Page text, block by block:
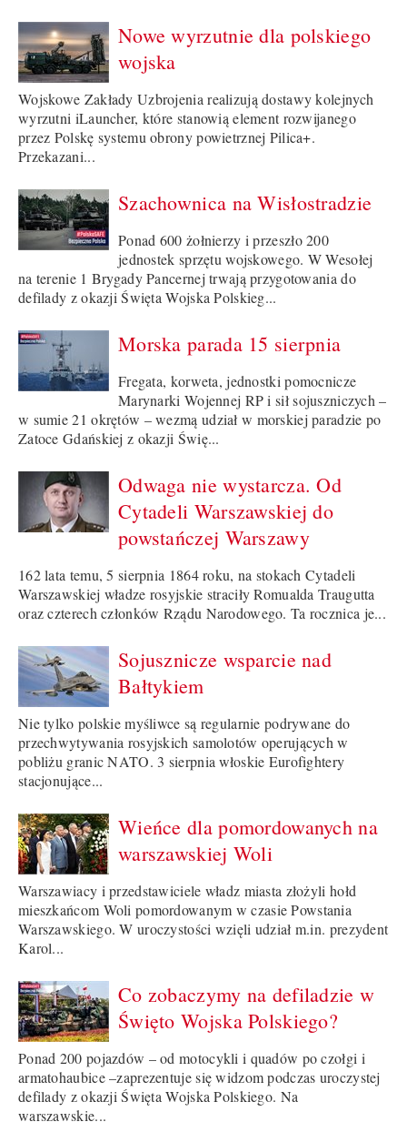
Nowe wyrzutnie dla polskiego
wojska
Wojskowe Zakłady Uzbrojenia realizują dostawy kolejnych
wyrzutni iLauncher, które stanowią element rozwijanego
przez Polskę systemu obrony powietrznej Pilica+.
Przekazani...
Szachownica na Wisłostradzie
Ponad 600 żołnierzy i przeszło 200
jednostek sprzętu wojskowego. W Wesołej
na terenie 1 Brygady Pancernej trwają przygotowania do
defilady z okazji Święta Wojska Polskieg...
Morska parada 15 sierpnia
Fregata, korweta, jednostki pomocnicze
Marynarki Wojennej RP i sił sojuszniczych –
w sumie 21 okrętów – wezmą udział w morskiej paradzie po
Zatoce Gdańskiej z okazji Świę...
Odwaga nie wystarcza. Od
Cytadeli Warszawskiej do
powstańczej Warszawy
162 lata temu, 5 sierpnia 1864 roku, na stokach Cytadeli
Warszawskiej władze rosyjskie straciły Romualda Traugutta
oraz czterech członków Rządu Narodowego. Ta rocznica je...
Sojusznicze wsparcie nad
Bałtykiem
Nie tylko polskie myśliwce są regularnie podrywane do
przechwytywania rosyjskich samolotów operujących w
pobliżu granic NATO. 3 sierpnia włoskie Eurofightery
stacjonujące...
Wieńce dla pomordowanych na
warszawskiej Woli
Warszawiacy i przedstawiciele władz miasta złożyli hołd
mieszkańcom Woli pomordowanym w czasie Powstania
Warszawskiego. W uroczystości wzięli udział m.in. prezydent
Karol...
Co zobaczymy na defiladzie w
Święto Wojska Polskiego?
Ponad 200 pojazdów – od motocykli i quadów po czołgi i
armatohaubice –zaprezentuje się widzom podczas uroczystej
defilady z okazji Święta Wojska Polskiego. Na
warszawskie...